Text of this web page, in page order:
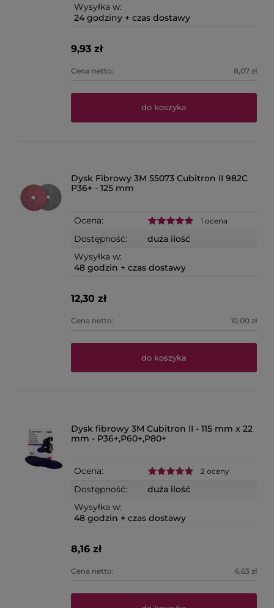
Wysyłka w:
24 godziny + czas dostawy
9,93 zł
Cena netto: 8,07 zł
do koszyka
Dysk Fibrowy 3M 55073 Cubitron II 982C
P36+ - 125 mm
Ocena: 1 ocena
Dostępność:
duża ilość
Wysyłka w:
48 godzin + czas dostawy
12,30 zł
Cena netto: 10,00 zł
do koszyka
Dysk fibrowy 3M Cubitron II - 115 mm x 22
mm - P36+,P60+,P80+
Ocena: 2 oceny
Dostępność:
duża ilość
Wysyłka w:
48 godzin + czas dostawy
8,16 zł
Cena netto: 6,63 zł